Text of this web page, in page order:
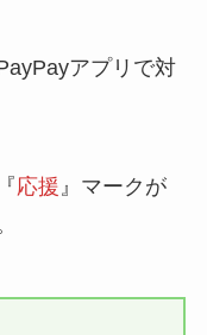
アプリで対
応援』マークが